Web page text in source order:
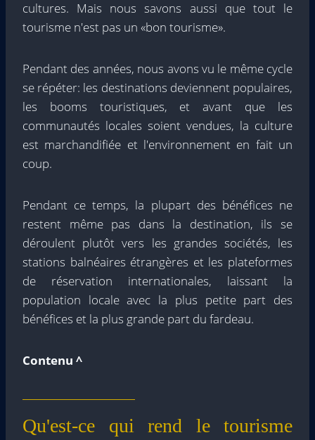
cultures. Mais nous savons aussi que tout le
tourisme n'est pas un «bon tourisme».
Pendant des années, nous avons vu le même cycle
se répéter: les destinations deviennent populaires,
les booms touristiques, et avant que les
communautés locales soient vendues, la culture
est marchandifiée et l'environnement en fait un
coup.
Pendant ce temps, la plupart des bénéfices ne
restent même pas dans la destination, ils se
déroulent plutôt vers les grandes sociétés, les
stations balnéaires étrangères et les plateformes
de réservation internationales, laissant la
population locale avec la plus petite part des
bénéfices et la plus grande part du fardeau.
Contenu ^
Qu'est-ce qui rend le tourisme